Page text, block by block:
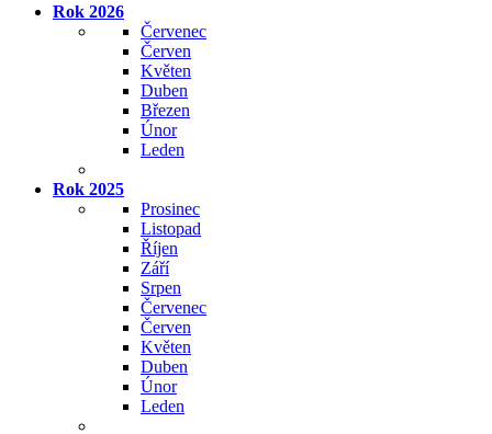
Rok 2026
Červenec
Červen
Květen
Duben
Březen
Únor
Leden
Rok 2025
Prosinec
Listopad
Říjen
Září
Srpen
Červenec
Červen
Květen
Duben
Únor
Leden